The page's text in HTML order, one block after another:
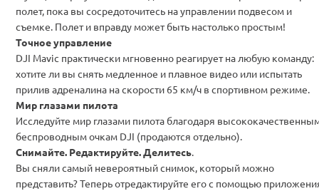
полет, пока вы сосредоточитесь науправлении подвесом и
съемке . Полет и вправду может быть настолько простым!
Точное управление
DJI Mavic практически мгновенно реагирует на любую команду:
хотите ли вы снять медленное и плавное видео или испытать
прилив адреналина на скорости 65 км/ч в спортивном режиме
Мир глазами пилота
Исследуйте мир глазами пилота благодаря
беспроводным очкам DJI (продаются отдельно).
Снимайте. Редактируйте. Делитесь
Вы сняли самый невероятный снимок, который можно
представить? Теперьотредактируйте его с помощью